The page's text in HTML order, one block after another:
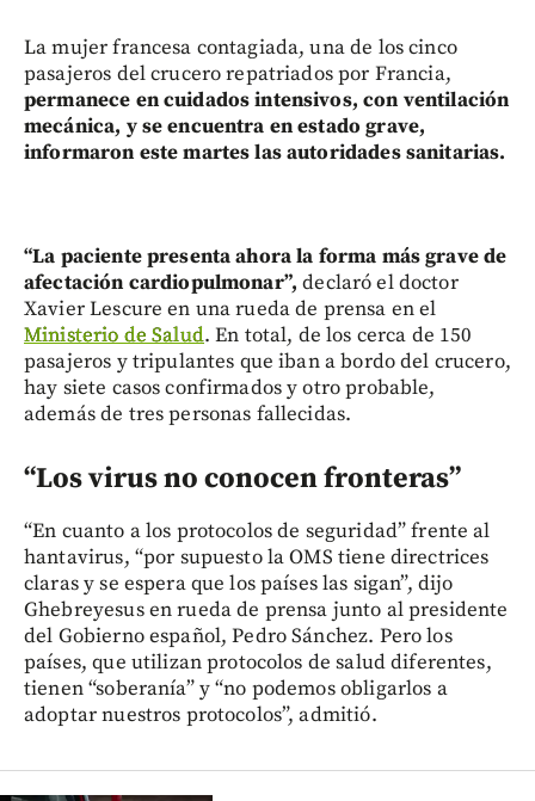
La mujer francesa contagiada, una de los cinco
pasajeros del crucero repatriados por Francia,
permanece en cuidados intensivos, con ventilación
mecánica, y se encuentra en estado grave,
informaron este martes las autoridades sanitarias.
“La paciente presenta ahora la forma más grave de
afectación cardiopulmonar”,declaró el doctor
Xavier Lescure en una rueda de prensa en el
Ministerio de Salud. En total, de los cerca de 150
pasajeros y tripulantes que iban a bordo del crucero,
hay siete casos confirmados y otro probable,
además de tres personas fallecidas.
“Los virus no conocen fronteras”
“En cuanto a los protocolos de seguridad” frente al
hantavirus, “por supuesto la OMS tiene directrices
claras y se espera que los países las sigan”, dijo
Ghebreyesus en rueda de prensa junto al presidente
del Gobierno español, Pedro Sánchez. Pero los
países, que utilizan protocolos de salud diferentes,
tienen “soberanía” y “no podemos obligarlos a
adoptar nuestros protocolos”, admitió.